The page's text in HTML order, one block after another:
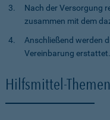
Nach der Versorgung
zusammen mit dem
Anschließend werden
Vereinbarung erstattet.
Hilfsmittel-Themen